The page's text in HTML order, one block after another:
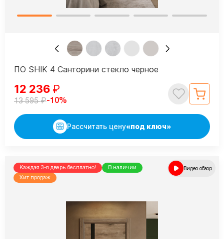
ПО SHIK 4 Санторини стекло черное
12 236 ₽
13 595₽-10%
Рассчитать цену«под ключ»
Каждая 3-я дверь бесплатно!
В наличии
Хит продаж
Видео обзор